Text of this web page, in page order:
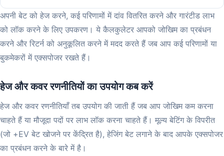
अपनी बेट को हेज करने, कई परिणामों में दांव वितरित करने और गारंटीड लाभ
को लॉक करने के लिए उपकरण। ये कैलकुलेटर आपको जोखिम का प्रबंधन
करने और रिटर्न को अनुकूलित करने में मदद करते हैं जब आप कई परिणामों या
बुकमेकरों में एक्सपोजर रखते हैं।
हेज और कवर रणनीतियों का उपयोग कब करें
हेज और कवर रणनीतियाँ तब उपयोग की जाती हैं जब आप जोखिम कम करना
चाहते हैं या मौजूदा पदों पर लाभ लॉक करना चाहते हैं। मूल्य बेटिंग के विपरीत
(जो +EV बेट खोजने पर केंद्रित है), हेजिंग बेट लगाने के बाद आपके एक्सपोजर
का प्रबंधन करने के बारे में है।